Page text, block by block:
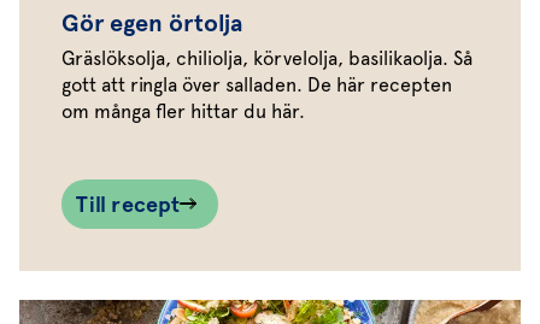
Gör egen örtolja
Gräslöksolja, chiliolja, körvelolja, basilikaolja. Så
gott att ringla över salladen. De här recepten
om många fler hittar du här.
Till recept